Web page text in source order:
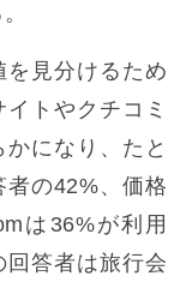
を見分けるため
トやクチコミ
になり、たと
者の42%、価格
は36%が利用
回答者は旅行会